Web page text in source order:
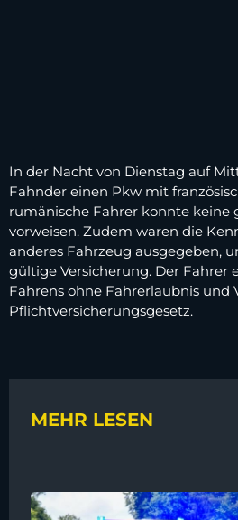
In der Nacht von Dienstag auf
Fahnder einen Pkw mit
rumänische Fahrer konnte keine
vorweisen. Zudem waren die
anderes Fahrzeug ausgegeben,
gültige Versicherung. Der Fahrer
Fahrens ohne Fahrerlaubnis und
Pflichtversicherungsgesetz.
MEHR LESEN